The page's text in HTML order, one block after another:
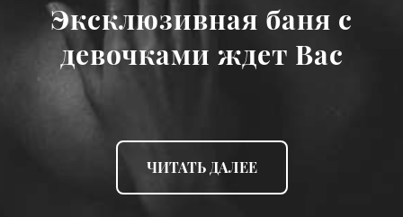
Эксклюзивная баня с
девочками ждет Вас
ЧИТАТЬ ДАЛЕЕ